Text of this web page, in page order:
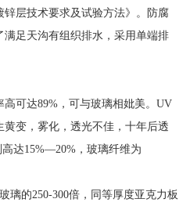
锌层技术要求及试验方法》。防腐
足天沟有组织排水，采用单端排
高可达89%，可与玻璃相妣美。UV
变，雾化，透光不佳，十年后透
达15%—20%，玻璃纤维为
璃的250-300倍，同等厚度亚克力板